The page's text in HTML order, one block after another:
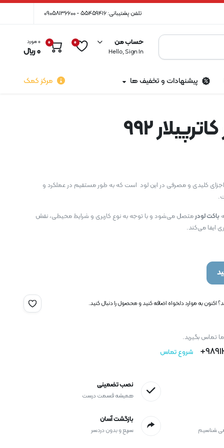
تلفن پشتیبانی: 55459416 - 09058136600
حساب من
Hello, Sign In
0
0 0 مورد
0﷼
پیشنهادات و تخفیف ها مرکز کمک
992
کاترپیلار 992 یکی از اجزای کلیدی و مصرفی در این لود است که به طور مستقیم در عملکرد و
باکت لودرمتصل می‌شود و با توجه به نوع کاربری و شرایط محیطی، نقش
ایفا می‌کند.
اکنون به موارد دلخواه اضافه کنید و محصول را دنبال کنید.
تماس بگیرید.
شروع تماس
نصب تضمینی
همیشه قسمت درست
شناسیم
بازگشت آسان
سریع و بدون دردسر